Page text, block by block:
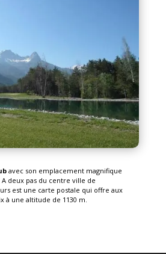
avec son emplacement magnifique
deux pas du centre ville de
est une carte postale qui offre aux
à une altitude de 1130 m.